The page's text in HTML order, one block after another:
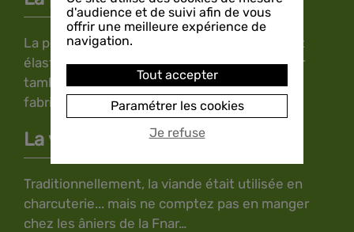
La peau de l'âne, très fine, très solide, dure et
élastique, servait une fois tannée, à fabriquer
tambours, cribles, souliers ainsi qu'à la
fabrication d'épais parchemins.
La viande
Traditionnellement, la viande était utilisée en
charcuterie... mais ne comptez pas en manger
chez les âniers de la Fnar…
d'audience et de suivi afin de vous
offrir une meilleure expérience de
navigation.
Tout accepter
Paramétrer les cookies
Je refuse